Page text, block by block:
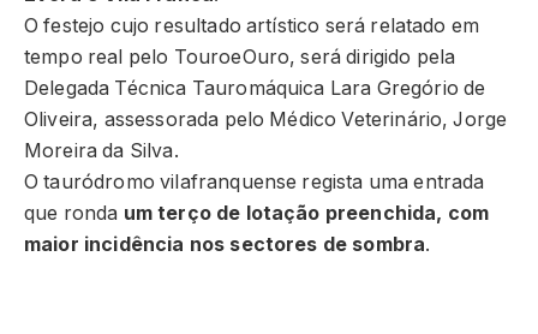
O festejo cujo resultado artístico será relatado em
tempo real pelo TouroeOuro, será dirigido pela
Delegada Técnica Tauromáquica Lara Gregório de
Oliveira, assessorada pelo Médico Veterinário, Jorge
Moreira da Silva.
O tauródromo vilafranquense regista uma entrada
que ronda um terço de lotação preenchida, com
maior incidência nos sectores de sombra.